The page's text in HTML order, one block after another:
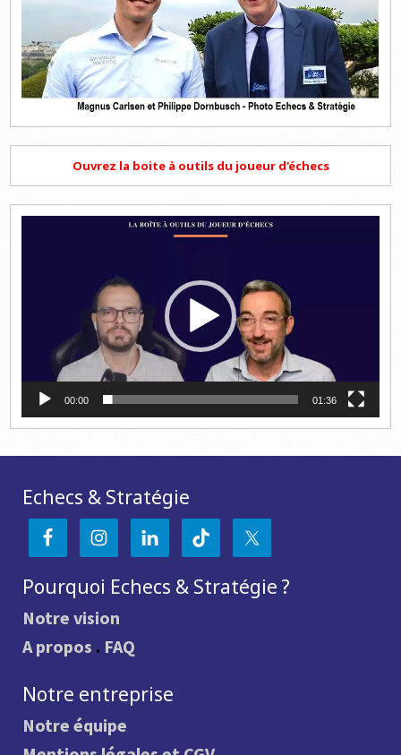
Ouvrez la boite à outils du joueur d'échecs
00:00 01:36
Echecs & Stratégie
Pourquoi Echecs & Stratégie ?
Notre vision
A propos . FAQ
Notre entreprise
Notre équipe